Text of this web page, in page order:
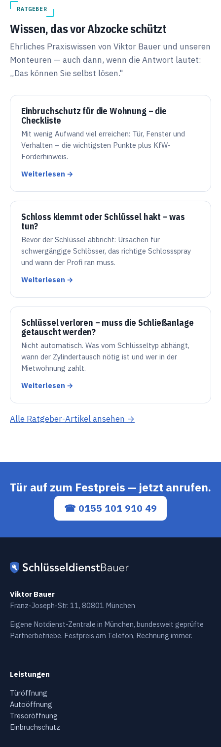
RATGEBER
Wissen, das vor Abzocke schützt
Ehrliches Praxiswissen von Viktor Bauer und unseren
Monteuren — auch dann, wenn die Antwort lautet:
„Das können Sie selbst lösen."
Einbruchschutz für die Wohnung – die
Checkliste
Mit wenig Aufwand viel erreichen: Tür, Fenster und
Verhalten – die wichtigsten Punkte plus KfW-
Förderhinweis.
Weiterlesen →
Schloss klemmt oder Schlüssel hakt – was
tun?
Bevor der Schlüssel abbricht: Ursachen für
schwergängige Schlösser, das richtige Schlossspray
und wann der Profi ran muss.
Weiterlesen →
Schlüssel verloren – muss die Schließanlage
getauscht werden?
Nicht automatisch. Was vom Schlüsseltyp abhängt,
wann der Zylindertausch nötig ist und wer in der
Mietwohnung zahlt.
Weiterlesen →
Alle Ratgeber-Artikel ansehen →
Tür auf zum Festpreis — jetzt anrufen.
☎ 0155 101 910 49
Viktor Bauer
Franz-Joseph-Str. 11, 80801 München
Eigene Notdienst-Zentrale in München, bundesweit geprüfte
Partnerbetriebe. Festpreis am Telefon, Rechnung immer.
Leistungen
Türöffnung
Autoöffnung
Tresoröffnung
Einbruchschutz